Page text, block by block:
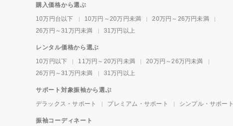
購入価格から選ぶ
10万円台以下
10万円～20万円未満
20万円～26万円未満
26万円～31万円未満
31万円以上
レンタル価格から選ぶ
10万円以下
11万円～20万円未満
20万円～26万円未満
26万円～31万円未満
31万円以上
サポート対象振袖から選ぶ
デラックス・サポート
プレミアム・サポート シンプル・サポート
振袖コーディネート